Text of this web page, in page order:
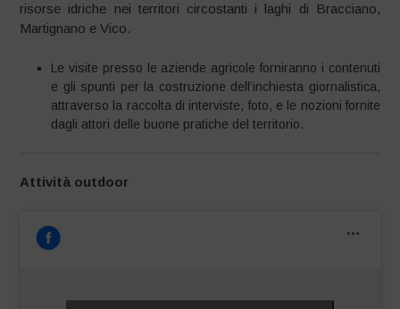
risorse idriche nei territori circostanti i laghi di Bracciano,
Martignano e Vico.
Le visite presso le aziende agricole forniranno i contenuti
e gli spunti per la costruzione dell’inchiesta giornalistica,
attraverso la raccolta di interviste, foto, e le nozioni fornite
dagli attori delle buone pratiche del territorio.
Attività outdoor